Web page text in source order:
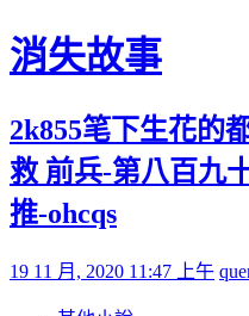
Skip to content
消失故事
2k855笔下生花的
救 前兵-第八百九
推-ohcqs
Posted on
19 11 月, 2020 11:47 上午 by